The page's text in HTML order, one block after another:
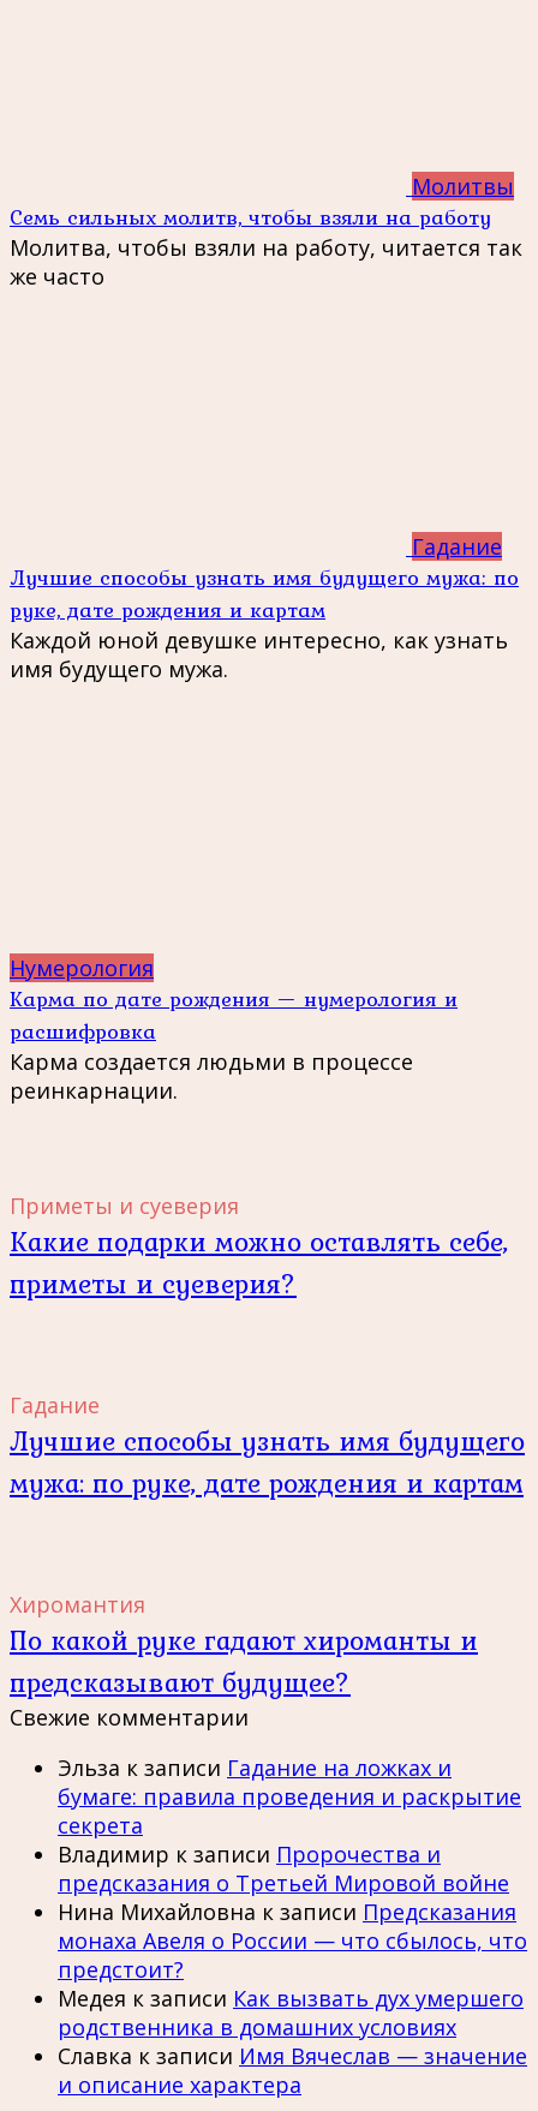
Молитвы
Семь сильных молитв, чтобы взяли на работу
Молитва, чтобы взяли на работу, читается так
же часто
Гадание
Лучшие способы узнать имя будущего мужа: по
руке, дате рождения и картам
Каждой юной девушке интересно, как узнать
имя будущего мужа.
Нумерология
Карма по дате рождения — нумерология и
расшифровка
Карма создается людьми в процессе
реинкарнации.
Приметы и суеверия
Какие подарки можно оставлять себе,
приметы и суеверия?
Гадание
Лучшие способы узнать имя будущего
мужа: по руке, дате рождения и картам
Хиромантия
По какой руке гадают хироманты и
предсказывают будущее?
Свежие комментарии
Эльза к записи Гадание на ложках и
бумаге: правила проведения и раскрытие
секрета
Владимир к записи Пророчества и
предсказания о Третьей Мировой войне
Нина Михайловна к записи Предсказания
монаха Авеля о России — что сбылось, что
предстоит?
Медея к записи Как вызвать дух умершего
родственника в домашних условиях
Славка к записи Имя Вячеслав — значение
и описание характера